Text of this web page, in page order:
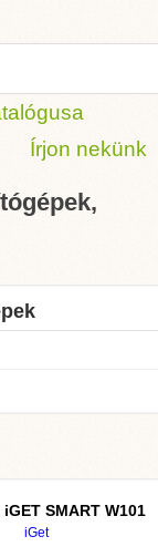
Írjon nekünk
iGET SMART W101
iGet